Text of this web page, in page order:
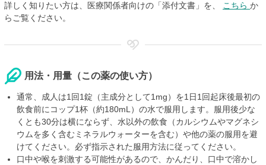
詳しく知りたい方は、医療関係者向けの「添付文書」を、
こちら か
らご覧ください。
用法・用量（この薬の使い方）
通常、成人は1回1錠（主成分として1mg）を1日1回起床後最初の
飲食前にコップ1杯（約180mL）の水で服用します。服用後少な
くとも30分は横にならず、水以外の飲食（カルシウムやマグネシ
ウムを多く含むミネラルウォーターを含む）や他の薬の服用を避
けてください。必ず指示された服用方法に従ってください。
口中や喉を刺激する可能性があるので、かんだり、口中で溶かし